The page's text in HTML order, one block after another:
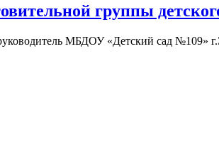
группы
МБДОУ «Детский сад №109»